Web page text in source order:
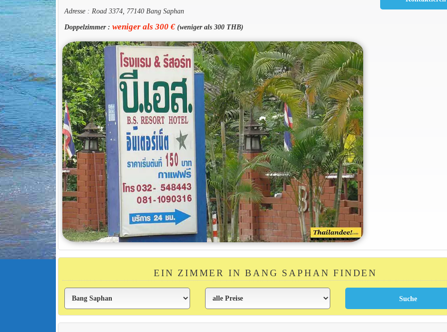
Adresse : Road 3374, 77140 Bang Saphan
Doppelzimmer : weniger als 300 €(weniger als 300 THB)
EIN ZIMMER IN BANG SAPHAN FINDEN